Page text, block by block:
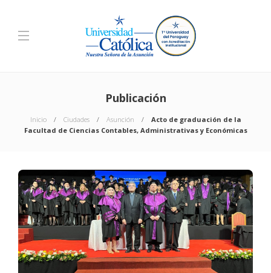
Publicación
Inicio Ciudades Asunción
Acto de graduación de la
Facultad de Ciencias Contables, Administrativas y Económicas